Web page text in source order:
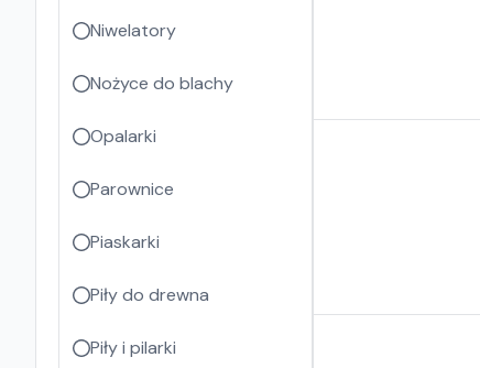
Niwelatory
Nożyce do blachy
Opalarki
Parownice
Piaskarki
Piły do drewna
Piły i pilarki